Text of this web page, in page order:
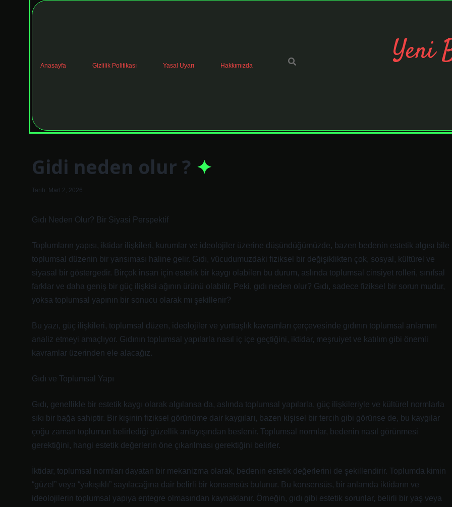
Anasayfa Gizlilik Politikası Yasal Uyarı Hakkımızda Yeni
Gidi neden olur ?
Tarih: Mart 2, 2026
Gıdı Neden Olur? Bir Siyasi Perspektif
Toplumların yapısı, iktidar ilişkileri, kurumlar ve ideolojiler üzerine düşündüğümüzde, bazen bedenin estetik algısı bile
toplumsal düzenin bir yansıması haline gelir. Gıdı, vücudumuzdaki fiziksel bir değişiklikten çok, sosyal, kültürel ve
siyasal bir göstergedir. Birçok insan için estetik bir kaygı olabilen bu durum, aslında toplumsal cinsiyet rolleri, sınıfsal
farklar ve daha geniş bir güç ilişkisi ağının ürünü olabilir. Peki, gıdı neden olur? Gıdı, sadece fiziksel bir sorun mudur,
yoksa toplumsal yapının bir sonucu olarak mı şekillenir?
Bu yazı, güç ilişkileri, toplumsal düzen, ideolojiler ve yurttaşlık kavramları çerçevesinde gıdının toplumsal anlamını
analiz etmeyi amaçlıyor. Gıdının toplumsal yapılarla nasıl iç içe geçtiğini, iktidar, meşruiyet ve katılım gibi önemli
kavramlar üzerinden ele alacağız.
Gıdı ve Toplumsal Yapı
Gıdı, genellikle bir estetik kaygı olarak algılansa da, aslında toplumsal yapılarla, güç ilişkileriyle ve kültürel normlarla
sıkı bir bağa sahiptir. Bir kişinin fiziksel görünüme dair kaygıları, bazen kişisel bir tercih gibi görünse de, bu kaygılar
çoğu zaman toplumun belirlediği güzellik anlayışından beslenir. Toplumsal normlar, bedenin nasıl görünmesi
gerektiğini, hangi estetik değerlerin öne çıkarılması gerektiğini belirler.
İktidar, toplumsal normları dayatan bir mekanizma olarak, bedenin estetik değerlerini de şekillendirir. Toplumda kimin
“güzel” veya “yakışıklı” sayılacağına dair belirli bir konsensüs bulunur. Bu konsensüs, bir anlamda iktidarın ve
ideolojilerin toplumsal yapıya entegre olmasından kaynaklanır. Örneğin, gıdı gibi estetik sorunlar, belirli bir yaş veya